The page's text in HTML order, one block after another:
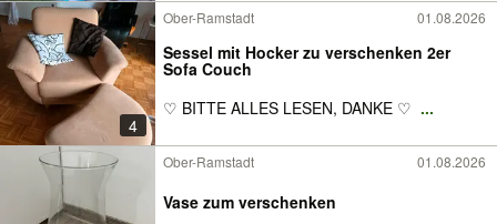
4
Ober-Ramstadt 01.08.2026
Sessel mit Hocker zu verschenken 2er
Sofa Couch
♡ BITTE ALLES LESEN, DANKE ♡ ...
Ober-Ramstadt 01.08.2026
Vase zum verschenken